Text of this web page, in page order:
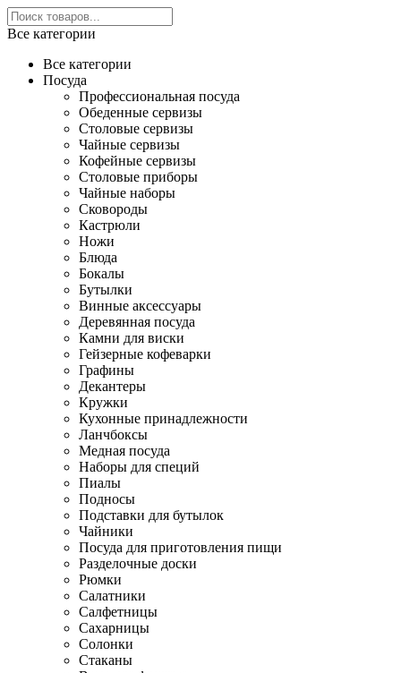
Все категории
Все категории
Посуда
Профессиональная посуда
Обеденные сервизы
Столовые сервизы
Чайные сервизы
Кофейные сервизы
Столовые приборы
Чайные наборы
Сковороды
Кастрюли
Ножи
Блюда
Бокалы
Бутылки
Винные аксессуары
Деревянная посуда
Камни для виски
Гейзерные кофеварки
Графины
Декантеры
Кружки
Кухонные принадлежности
Ланчбоксы
Медная посуда
Наборы для специй
Пиалы
Подносы
Подставки для бутылок
Чайники
Посуда для приготовления пищи
Разделочные доски
Рюмки
Салатники
Салфетницы
Сахарницы
Солонки
Стаканы